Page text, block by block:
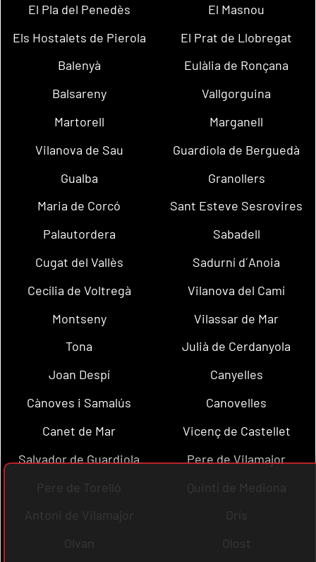
El Pla del Penedès
El Masnou
Els Hostalets de Pierola
El Prat de Llobregat
Balenyà
Eulàlia de Ronçana
Balsareny
Vallgorguina
Martorell
Marganell
Vilanova de Sau
Guardiola de Berguedà
Gualba
Granollers
Maria de Corcó
Sant Esteve Sesrovires
Palautordera
Sabadell
Cugat del Vallès
Sadurní d´Anoia
Cecília de Voltregà
Vilanova del Camí
Montseny
Vilassar de Mar
Tona
Julià de Cerdanyola
Joan Despí
Canyelles
Cànoves i Samalús
Canovelles
Canet de Mar
Vicenç de Castellet
Salvador de Guardiola
Pere de Vilamajor
Pere de Torelló
Quintí de Mediona
Antoni de Vilamajor
Orís
Olvan
Olost